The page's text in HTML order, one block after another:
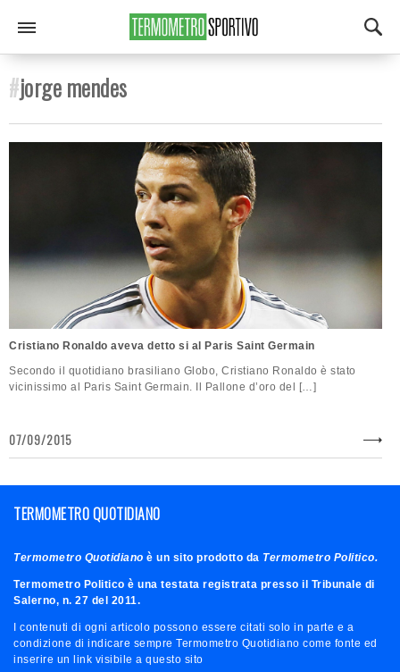
#jorge mendes
Cristiano Ronaldo aveva detto si al Paris Saint Germain
Secondo il quotidiano brasiliano Globo, Cristiano Ronaldo è stato
vicinissimo al Paris Saint Germain. Il Pallone d’oro del […]
07/09/2015
TERMOMETRO QUOTIDIANO
Termometro Quotidiano è un sito prodotto da Termometro Politico.
Termometro Politico è una testata registrata presso il Tribunale di
Salerno, n. 27 del 2011.
I contenuti di ogni articolo possono essere citati solo in parte e a
condizione di indicare sempre Termometro Quotidiano come fonte ed
inserire un link visibile a questo sito